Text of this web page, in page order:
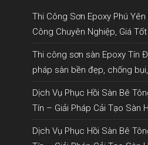
Thi Công Sơn Epoxy Phú
Công Chuyên Nghiệp, Giá Tốt
Thi công sơn sàn Epoxy Tín
pháp sàn bền đẹp, chống
Dịch Vụ Phục Hồi Sàn Bê
Tín – Giải Pháp Cải Tạo Sàn
Dịch Vụ Phục Hồi Sàn Bê